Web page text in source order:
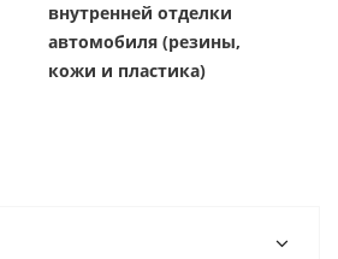
внутренней отделки
автомобиля (резины,
кожи и пластика)